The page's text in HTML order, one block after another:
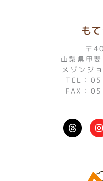
も
〒
山梨県甲
メゾンジ
TEL：
FAX：
I
n
s
r